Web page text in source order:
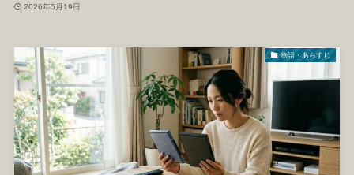
2026年5月19日
物語・あらすじ